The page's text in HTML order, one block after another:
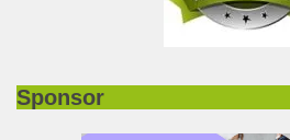
Sponsor